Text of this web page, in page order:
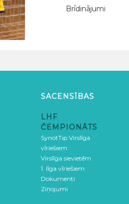
Brīdinājumi
SACENSĪBAS
LHF
ČEMPIONĀTS
SynotTip Virslīga
vīriešiem
Virslīga sievietēm
1. līga vīriešiem
Dokumenti
Ziņojumi